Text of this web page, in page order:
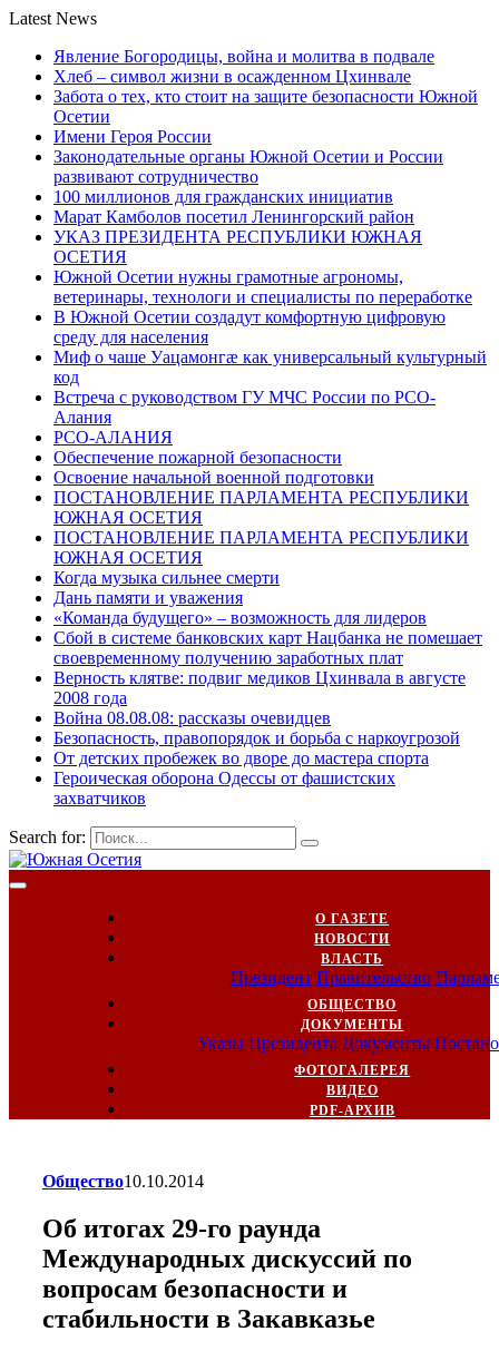
Latest News
Явление Богородицы, война и молитва в подвале
Хлеб – символ жизни в осажденном Цхинвале
Забота о тех, кто стоит на защите безопасности Южной
Осетии
Имени Героя России
Законодательные органы Южной Осетии и России
развивают сотрудничество
100 миллионов для гражданских инициатив
Марат Камболов посетил Ленингорский район
УКАЗ ПРЕЗИДЕНТА РЕСПУБЛИКИ ЮЖНАЯ
ОСЕТИЯ
Южной Осетии нужны грамотные агрономы,
ветеринары, технологи и специалисты по переработке
В Южной Осетии создадут комфортную цифровую
среду для населения
Миф о чаше Уацамонгæ как универсальный культурный
код
Встреча с руководством ГУ МЧС России по РСО-
Алания
РСО-АЛАНИЯ
Обеспечение пожарной безопасности
Освоение начальной военной подготовки
ПОСТАНОВЛЕНИЕ ПАРЛАМЕНТА РЕСПУБЛИКИ
ЮЖНАЯ ОСЕТИЯ
ПОСТАНОВЛЕНИЕ ПАРЛАМЕНТА РЕСПУБЛИКИ
ЮЖНАЯ ОСЕТИЯ
Когда музыка сильнее смерти
Дань памяти и уважения
«Команда будущего» – возможность для лидеров
Сбой в системе банковских карт Нацбанка не помешает
своевременному получению заработных плат
Верность клятве: подвиг медиков Цхинвала в августе
2008 года
Война 08.08.08: рассказы очевидцев
Безопасность, правопорядок и борьба с наркоугрозой
От детских пробежек во дворе до мастера спорта
Героическая оборона Одессы от фашистских
захватчиков
Search for:
О ГАЗЕТЕ
НОВОСТИ
ВЛАСТЬ
Президент Правительство
ОБЩЕСТВО
ДОКУМЕНТЫ
Указы Президента Документы
ФОТОГАЛЕРЕЯ
ВИДЕО
PDF-АРХИВ
Общество10.10.2014
Об итогах 29-го раунда
Международных дискуссий по
вопросам безопасности и
стабильности в Закавказье